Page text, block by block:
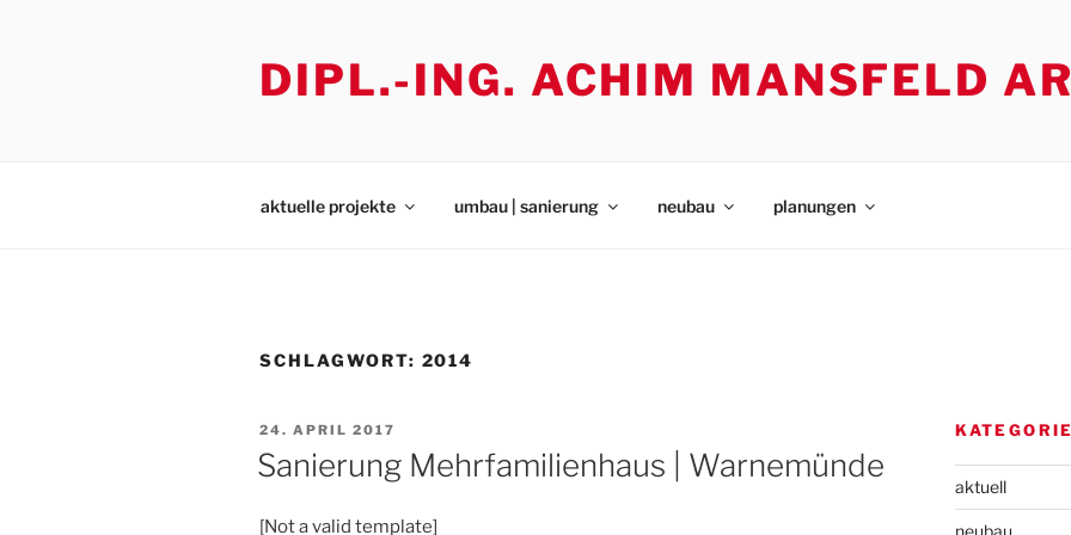
DIPL.-ING. ACHIM MANSFELD
aktuelle projekte umbau | sanierung neubau planungen
SCHLAGWORT: 2014
VERÖFFENTLICHT
AM
24. APRIL 2017
Sanierung Mehrfamilienhaus | Warnemünde
[Not a valid template]
aktuell
neubau